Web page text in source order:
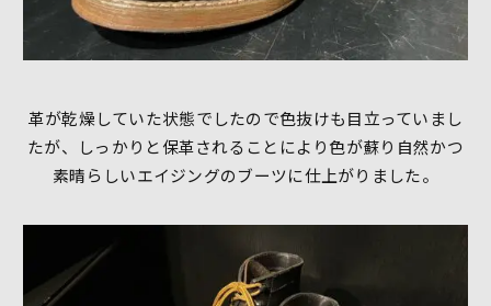
革が乾燥していた状態でしたので色抜けも目立っていまし
たが、しっかりと保革されることにより色が蘇り自然かつ
素晴らしいエイジングのブーツに仕上がりました。